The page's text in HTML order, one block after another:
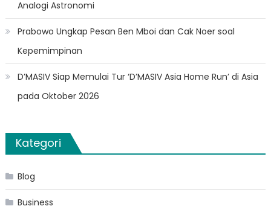
Analogi Astronomi
Prabowo Ungkap Pesan Ben Mboi dan Cak Noer soal
Kepemimpinan
D’MASIV Siap Memulai Tur ‘D’MASIV Asia Home Run’ di Asia
pada Oktober 2026
Kategori
Blog
Business